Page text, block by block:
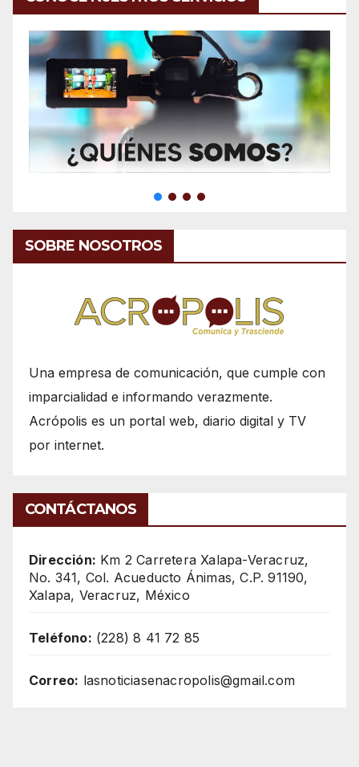
SOBRE NOSOTROS
Una empresa de comunicación, que cumple con
imparcialidad e informando verazmente.
Acrópolis es un portal web, diario digital y TV
por internet.
CONTÁCTANOS
Dirección: Km 2 Carretera Xalapa-Veracruz,
No. 341, Col. Acueducto Ánimas, C.P. 91190,
Xalapa, Veracruz, México
Teléfono: (228) 8 41 72 85
Correo: lasnoticiasenacropolis@gmail.com